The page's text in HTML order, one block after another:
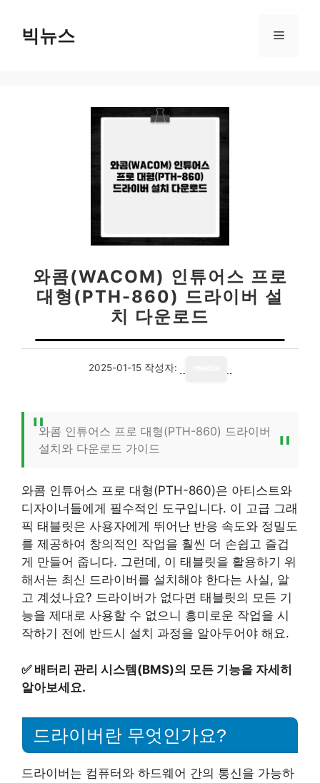
빅뉴스 메
와콤(WACOM) 인튜어스 프로
대형(PTH-860) 드라이버 설
치 다운로드
2025-01-15 작성자:
와콤 인튜어스 프로 대형(PTH-860) 드라이버
설치와 다운로드 가이드
와콤 인튜어스 프로 대형(PTH-860)은 아티스트와
디자이너들에게 필수적인 도구입니다. 이 고급 그래
픽 태블릿은 사용자에게 뛰어난 반응 속도와 정밀도
를 제공하여 창의적인 작업을 훨씬 더 손쉽고 즐겁
게 만들어 줍니다. 그런데, 이 태블릿을 활용하기 위
해서는 최신 드라이버를 설치해야 한다는 사실, 알
고 계셨나요? 드라이버가 없다면 태블릿의 모든 기
능을 제대로 사용할 수 없으니 흥미로운 작업을 시
작하기 전에 반드시 설치 과정을 알아두어야 해요.
✅ 배터리 관리 시스템(BMS)의 모든 기능을 자세히
알아보세요.
드라이버란 무엇인가요?
드라이버는 컴퓨터와 하드웨어 간의 통신을 가능하